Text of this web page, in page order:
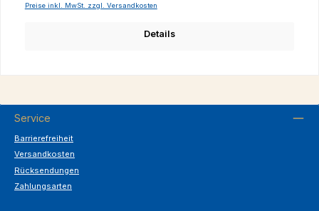
Preise inkl. MwSt. zzgl. Versandkosten
Details
Service
Barrierefreiheit
Versandkosten
Rücksendungen
Zahlungsarten